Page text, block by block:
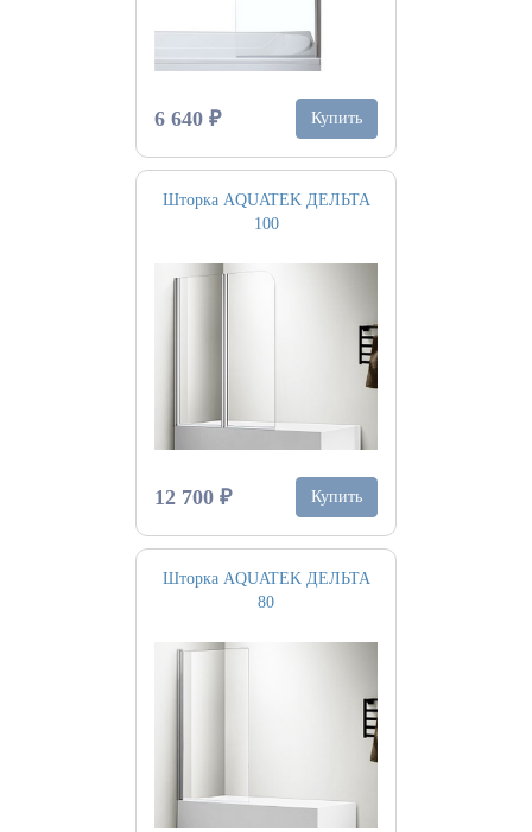
6 640 ₽ Купить
Шторка AQUATEK ДЕЛЬТА
100
12 700 ₽ Купить
Шторка AQUATEK ДЕЛЬТА
80